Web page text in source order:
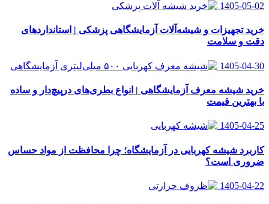
1405-05-02
خرید تجهیزات و شیشه‌آلات آزمایشگاهی پزشکی | استانداردهای
دقت و سلامت
1405-04-30
خرید شیشه معرف آزمایشگاهی | انواع بطری‌های در‌پیچ‌دار و ساده
با بهترین قیمت
1405-04-25
کاربرد شیشه کهربایی در آزمایشگاه؛ چرا محافظت از مواد حساس
ضروری است؟
1405-04-22